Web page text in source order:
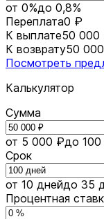
от 0%до 0,8%
Переплата0 ₽
К выплате50 000
К возврату50
Посмотреть
Калькулятор
Сумма
от 5 000 ₽до
Срок
от 10 днейдо 35
Процентная